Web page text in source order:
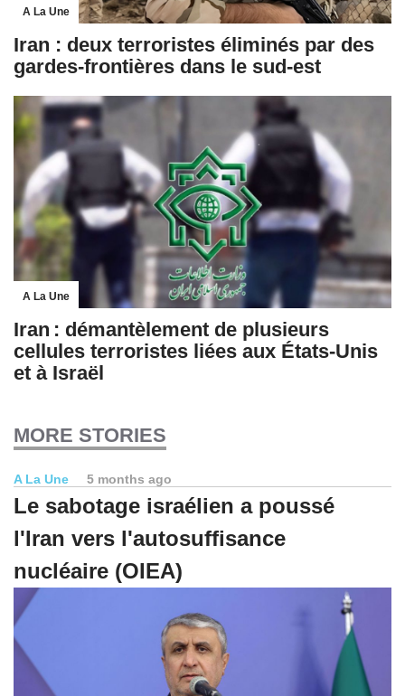
A La Une
Iran : deux terroristes éliminés par des
gardes-frontières dans le sud-est
A La Une
Iran : démantèlement de plusieurs
cellules terroristes liées aux États-Unis
et à Israël
MORE STORIES
A La Une 5 months ago
Le sabotage israélien a poussé
l'Iran vers l'autosuffisance
nucléaire (OIEA)